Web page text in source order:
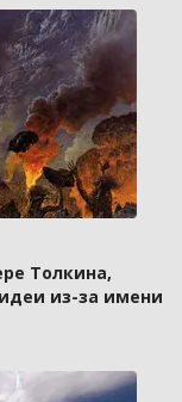
Толкина,
из-за имени